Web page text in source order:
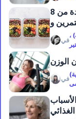
8 نصائح لتحقيق أقصى استفادة من
في
،
الوزن
في